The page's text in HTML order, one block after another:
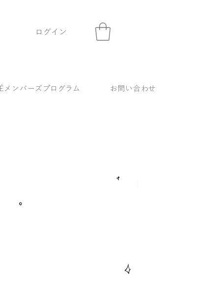
ログイン
メンバーズプログラム お問い合わせ